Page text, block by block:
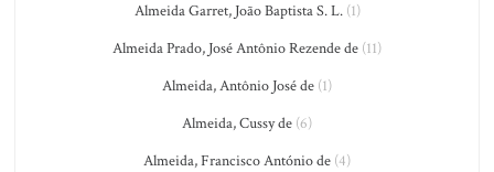
Almeida Garret, João Baptista S. L.(1)
Almeida Prado, José Antônio Rezende de (11)
Almeida, Antônio José de (1)
Almeida, Cussy de (6)
Almeida, Francisco António de (4)